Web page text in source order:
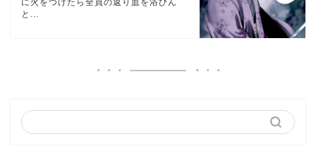
に火をつけたら全員の返り血を浴びん
と...